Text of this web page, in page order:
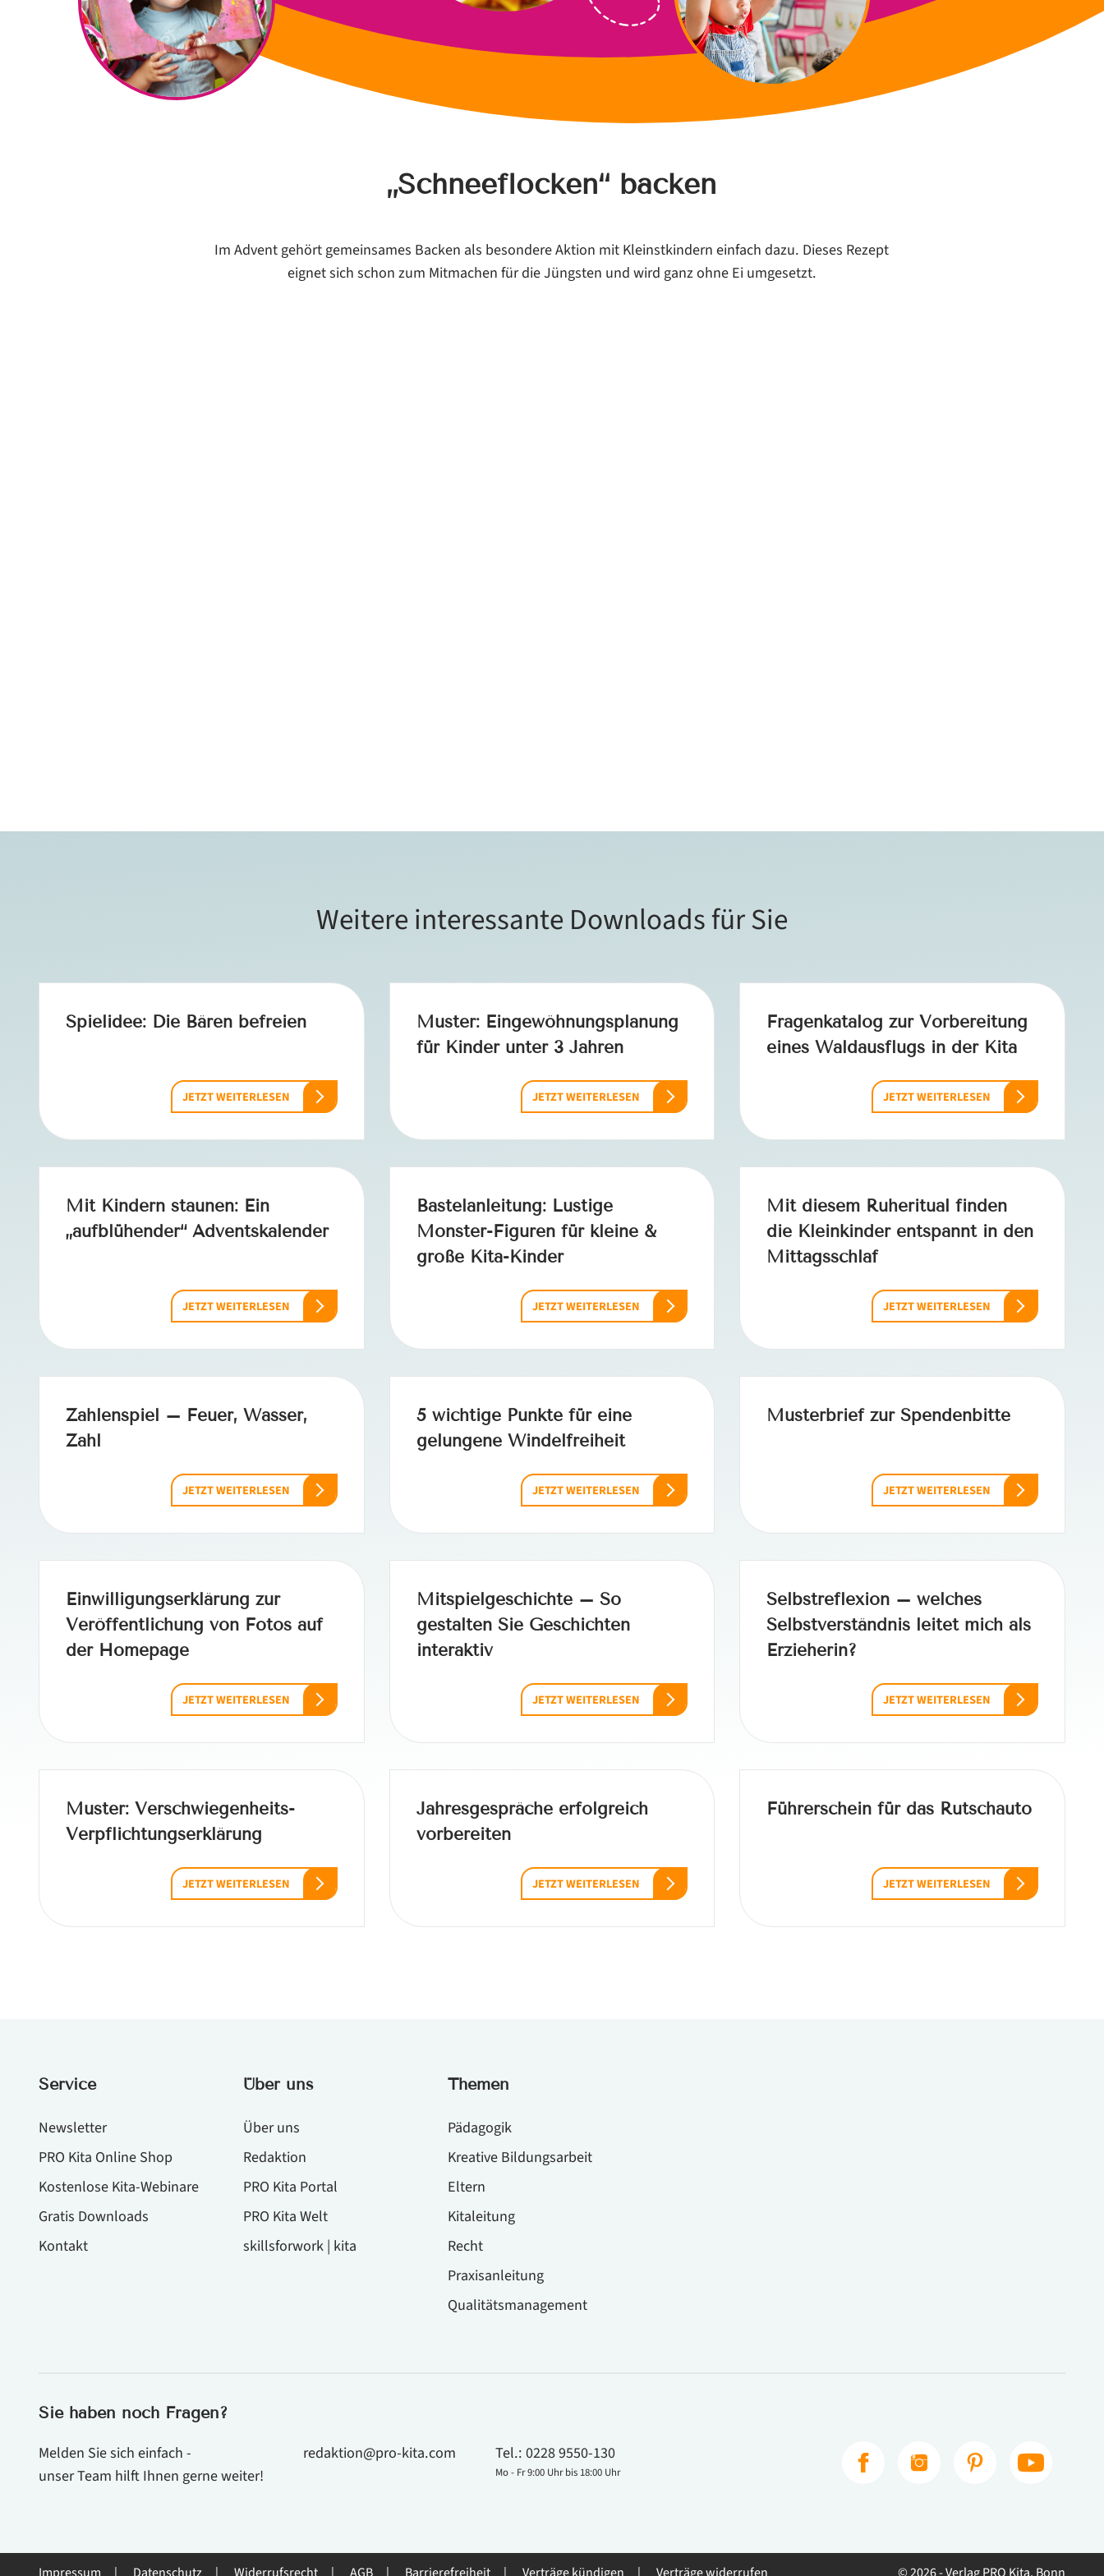
„Schneeflocken“ backen
Im Advent gehört gemeinsames Backen als besondere Aktion mit Kleinstkindern einfach dazu. Dieses Rezept
eignet sich schon zum Mitmachen für die Jüngsten und wird ganz ohne Ei umgesetzt.
Weitere interessante Downloads für Sie
Spielidee: Die Bären befreien
JETZT WEITERLESEN
Muster: Eingewöhnungsplanung
für Kinder unter 3 Jahren
JETZT WEITERLESEN
Fragenkatalog zur Vorbereitung
eines Waldausflugs in der Kita
JETZT WEITERLESEN
Mit Kindern staunen: Ein
„aufblühender“ Adventskalender
JETZT WEITERLESEN
Bastelanleitung: Lustige
Monster-Figuren für kleine &
große Kita-Kinder
JETZT WEITERLESEN
Mit diesem Ruheritual finden
die Kleinkinder entspannt in den
Mittagsschlaf
JETZT WEITERLESEN
Zahlenspiel – Feuer, Wasser,
Zahl
JETZT WEITERLESEN
5 wichtige Punkte für eine
gelungene Windelfreiheit
JETZT WEITERLESEN
Musterbrief zur Spendenbitte
JETZT WEITERLESEN
Einwilligungserklärung zur
Veröffentlichung von Fotos auf
der Homepage
JETZT WEITERLESEN
Mitspielgeschichte – So
gestalten Sie Geschichten
interaktiv
JETZT WEITERLESEN
Selbstreflexion – welches
Selbstverständnis leitet mich als
Erzieherin?
JETZT WEITERLESEN
Muster: Verschwiegenheits-
Verpflichtungserklärung
JETZT WEITERLESEN
Jahresgespräche erfolgreich
vorbereiten
JETZT WEITERLESEN
Führerschein für das Rutschauto
JETZT WEITERLESEN
Service
Newsletter
PRO Kita Online Shop
Kostenlose Kita-Webinare
Gratis Downloads
Kontakt
Über uns
Über uns
Redaktion
PRO Kita Portal
PRO Kita Welt
skillsforwork | kita
Themen
Pädagogik
Kreative Bildungsarbeit
Eltern
Kitaleitung
Recht
Praxisanleitung
Qualitätsmanagement
Sie haben noch Fragen?
Melden Sie sich einfach -
unser Team hilft Ihnen gerne weiter!
redaktion@pro-kita.com Tel.:0228 9550-130
Mo - Fr 9:00 Uhr bis 18:00 Uhr